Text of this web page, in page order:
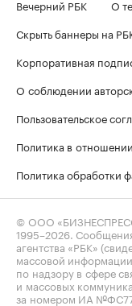
Вечерний РБК
О
Скрыть баннеры на
Корпоративная
О соблюдении
Пользовательское
Политика в
Политика обработки
© ООО
1995–2026 .
агентства «РБК»
массовой
по надзору в сфере
и массовых
за номером ИА